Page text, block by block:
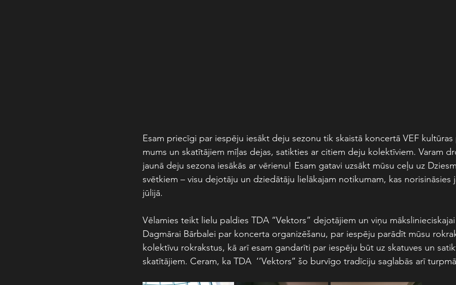
Esam priecīgi par iespēju iesākt deju sezonu tik skaistā koncertā VEF
mums un skatītājiem mīļas dejas, satikties ar citiem deju kolektīviem. Varam
jaunā deju sezona iesākās ar vērienu! Esam gatavi uzsākt mūsu ceļu uz
svētkiem – visu dejotāju un dziedātāju lielākajam notikumam, kas norisināsies
jūlijā.
Vēlamies teikt lielu paldies TDA “Vektors” dejotājiem un viņu
Dagmārai Bārbalei par koncerta organizēšanu, par iespēju parādīt mūsu
kolektīvu rokrakstus, kā arī esam gandarīti par iespēju būt uz skatuves un
skatītājiem. Ceram, ka TDA  ‘’Vektors’’ šo burvīgo tradīciju saglabās arī